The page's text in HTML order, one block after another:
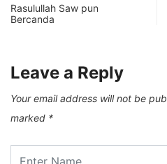
Rasulullah Saw pun
Bercanda
Leave a Reply
Your email address will not be
marked *